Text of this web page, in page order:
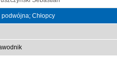
Chłopcy